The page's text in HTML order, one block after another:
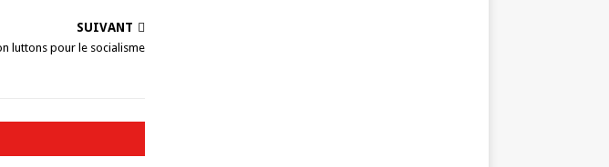
SUIVANT
luttons pour le socialisme